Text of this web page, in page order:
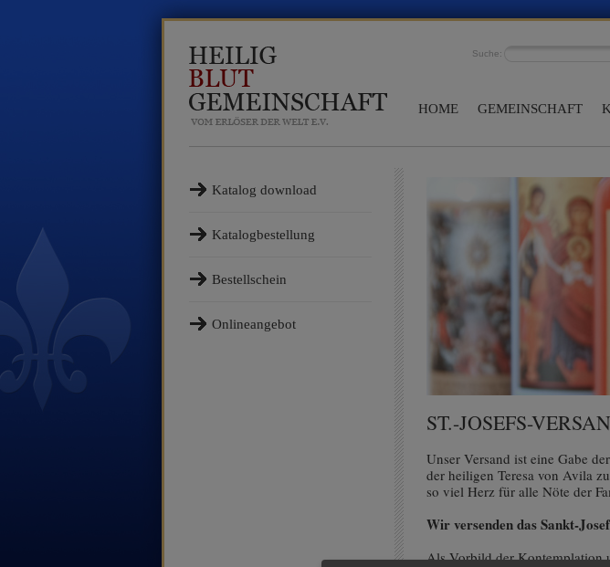
Suche:
HOME GEMEINSCHAFT
Katalog download
Katalogbestellung
Bestellschein
Onlineangebot
ST.-JOSEFS-
Unser Versand ist eine Gabe
der heiligen Teresa von Avila
so viel Herz für alle Nöte der
Wir versenden das Sankt-
Als Vorbild der Kontemplation